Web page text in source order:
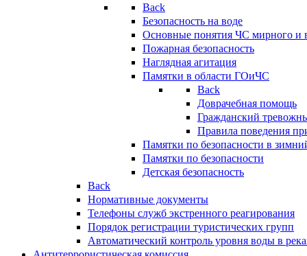
Back
Безопасность на воде
Основные понятия ЧС мирного и
Пожарная безопасность
Наглядная агитация
Памятки в области ГОиЧС
Back
Доврачебная помощь
Гражданский
Правила поведения
Памятки по безопасности в
Памятки по безопасности
Детская безопасность
Back
Нормативные документы
Телефоны служб экстренного реагирования
Порядок регистрации туристических групп
Автоматический контроль уровня воды в